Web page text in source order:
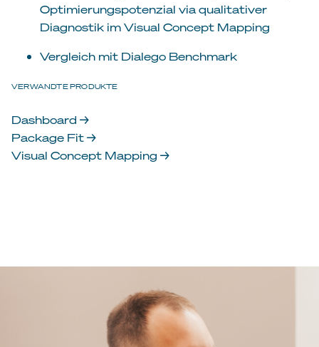
Optimierungspotenzial via qualitativer
Diagnostik im Visual Concept Mapping
Vergleich mit Dialego Benchmark
VERWANDTE PRODUKTE
Dashboard →
Package Fit →
Visual Concept Mapping →